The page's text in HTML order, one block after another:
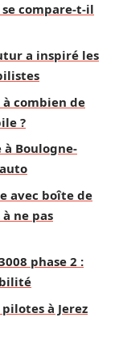
compare-t-il
a inspiré les
combien de
?
Boulogne-
avec boîte de
ne pas
phase 2 :
à Jerez